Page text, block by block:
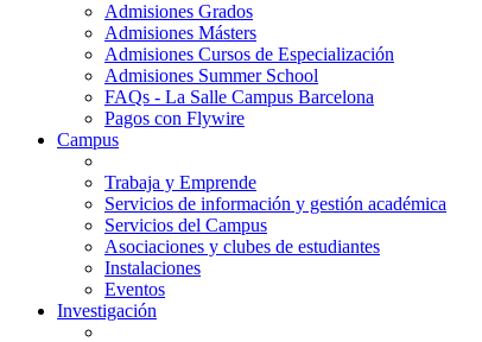
Admisiones Grados
Admisiones Másters
Admisiones Cursos de Especialización
Admisiones Summer School
FAQs - La Salle Campus Barcelona
Pagos con Flywire
Campus
Trabaja y Emprende
Servicios de información y gestión académica
Servicios del Campus
Asociaciones y clubes de estudiantes
Instalaciones
Eventos
Investigación